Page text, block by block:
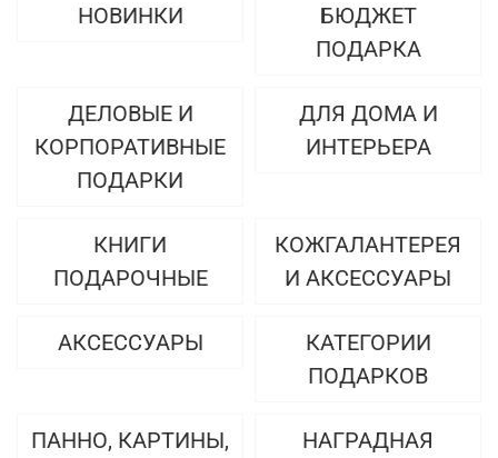
НОВИНКИ
БЮДЖЕТ
ПОДАРКА
ДЕЛОВЫЕ И
КОРПОРАТИВНЫЕ
ПОДАРКИ
ДЛЯ ДОМА И
ИНТЕРЬЕРА
КНИГИ
ПОДАРОЧНЫЕ
КОЖГАЛАНТЕРЕЯ
И АКСЕССУАРЫ
АКСЕССУАРЫ
КАТЕГОРИИ
ПОДАРКОВ
ПАННО, КАРТИНЫ,
НАГРАДНАЯ